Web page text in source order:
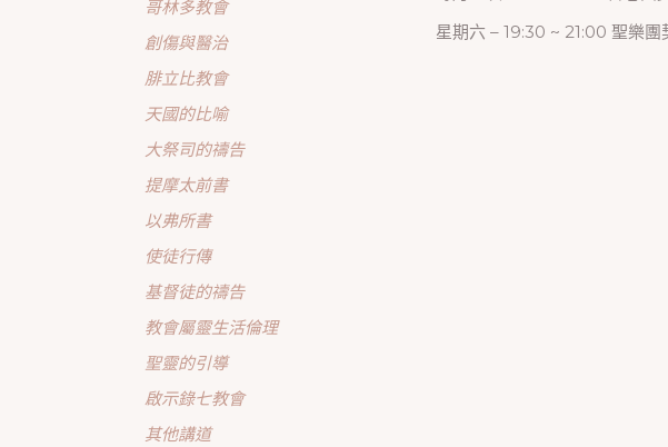
哥林多教會
創傷與醫治
腓立比教會
天國的比喻
大祭司的禱告
提摩太前書
以弗所書
使徒行傳
基督徒的禱告
教會屬靈生活倫理
聖靈的引導
啟示錄七教會
其他講道
星期六 – 19:30 ~ 21:00 聖樂團